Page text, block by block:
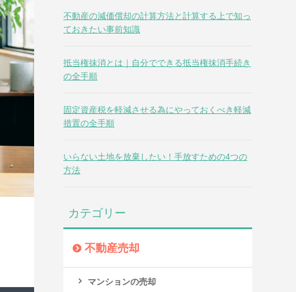
不動産の減価償却の計算方法と計算する上で知っ
ておきたい事前知識
抵当権抹消とは｜自分でできる抵当権抹消手続き
の全手順
固定資産税を軽減させる為にやっておくべき軽減
措置の全手順
いらない土地を放棄したい！手放すための4つの
方法
カテゴリー
不動産売却
マンションの売却